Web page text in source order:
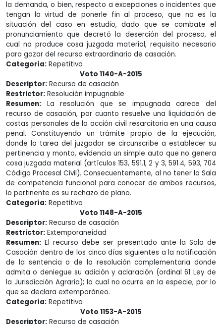
la demanda, o bien, respecto a excepciones o incidentes que
tengan la virtud de ponerle fin al proceso, que no es la
situación del caso en estudio, dado que se combate el
pronunciamiento que decretó la deserción del proceso, el
cual no produce cosa juzgada material, requisito necesario
para gozar del recurso extraordinario de casación.
Categoría: Repetitivo
Voto 1140-A-2015
Descriptor: Recurso de casación
Restrictor: Resolución impugnable
Resumen: La resolución que se impugnada carece del
recurso de casación, por cuanto resuelve una liquidación de
costas personales de la acción civil resarcitoria en una causa
penal. Constituyendo un trámite propio de la ejecución,
donde la tarea del juzgador se circunscribe a establecer su
pertinencia y monto, evidencia un simple auto que no genera
cosa juzgada material (artículos 153, 591.1, 2 y 3, 591.4, 593, 704
Código Procesal Civil). Consecuentemente, al no tener la Sala
de competencia funcional para conocer de ambos recursos,
lo pertinente es su rechazo de plano.
Categoría: Repetitivo
Voto 1148-A-2015
Descriptor: Recurso de casación
Restrictor: Extemporaneidad
Resumen: El recurso debe ser presentado ante la Sala de
Casación dentro de los cinco días siguientes a la notificación
de la sentencia o de la resolución complementaria donde
admita o deniegue su adición y aclaración (ordinal 61 Ley de
la Jurisdicción Agraria); lo cual no ocurre en la especie, por lo
que se declara extemporáneo.
Categoría: Repetitivo
Voto 1153-A-2015
Descriptor: Recurso de casación